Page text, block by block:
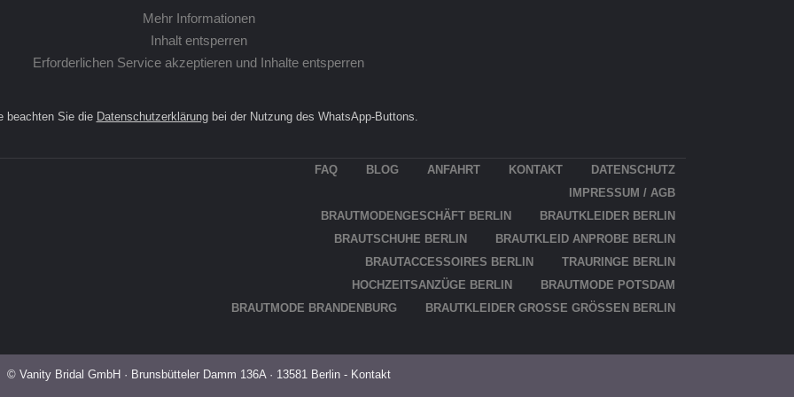
Mehr Informationen
Inhalt entsperren
Erforderlichen Service akzeptieren und Inhalte entsperren
beachten Sie die Datenschutzerklärungbei der Nutzung des WhatsApp-Buttons.
FAQ BLOG ANFAHRT KON­TAKT
DATEN­SCHUTZ
IMPRES­SUM / AGB
BRAUT­MO­DEN­GE­SCHÄFT BERLIN
BRAUT­KLEI­DER BERLIN
BRAUT­SCHU­HE BERLIN
BRAUT­KLEID ANPRO­BE BERLIN
BRAUT­AC­CES­SOIRES BERLIN
TRAU­RIN­GE BERLIN
HOCH­ZEITS­AN­ZÜ­GE BERLIN
BRAUT­MO­DE POTSDAM
BRAUT­MO­DE BRANDENBURG
BRAUT­KLEI­DER GRO­SSE GRÖ­SSEN BERLIN
© Vanity Bridal GmbH · Brunsbütteler Damm 136A · 13581 Berlin - Kontakt